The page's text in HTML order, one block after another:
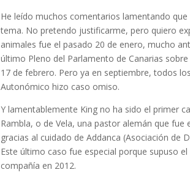
He leído muchos comentarios lamentando
tema. No pretendo justificarme, pero quiero
animales fue el pasado 20 de enero, mucho
último Pleno del Parlamento de Canarias
17 de febrero. Pero ya en septiembre, todos
Autonómico hizo caso omiso.
Y lamentablemente King no ha sido el primer
Rambla, o de Vela, una pastor alemán que
gracias al cuidado de Addanca (Asociación de
Este último caso fue especial porque supuso
compañía en 2012.